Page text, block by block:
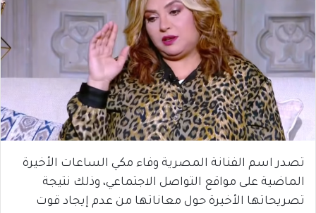
تصدر اسم الفنانة المصرية وفاء مكي الساعات الأخيرة
الماضية على مواقع التواصل الاجتماعي، وذلك نتيجة
تصريحاتها الأخيرة حول معاناتها من عدم إيجاد قوت